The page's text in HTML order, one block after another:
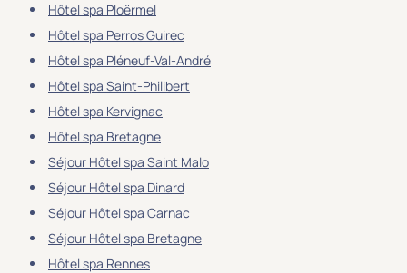
Hôtel spa Ploërmel
Hôtel spa Perros Guirec
Hôtel spa Pléneuf-Val-André
Hôtel spa Saint-Philibert
Hôtel spa Kervignac
Hôtel spa Bretagne
Séjour Hôtel spa Saint Malo
Séjour Hôtel spa Dinard
Séjour Hôtel spa Carnac
Séjour Hôtel spa Bretagne
Hôtel spa Rennes